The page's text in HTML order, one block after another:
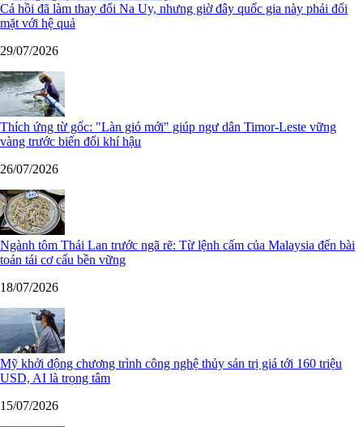
Cá hồi đã làm thay đổi Na Uy, nhưng giờ đây quốc gia này phải đối
mặt với hệ quả
29/07/2026
Thích ứng từ gốc: "Làn gió mới" giúp ngư dân Timor-Leste vững
vàng trước biến đổi khí hậu
26/07/2026
Ngành tôm Thái Lan trước ngã rẽ: Từ lệnh cấm của Malaysia đến bài
toán tái cơ cấu bền vững
18/07/2026
Mỹ khởi động chương trình công nghệ thủy sản trị giá tới 160 triệu
USD, AI là trọng tâm
15/07/2026